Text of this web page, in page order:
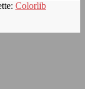
Colorlib